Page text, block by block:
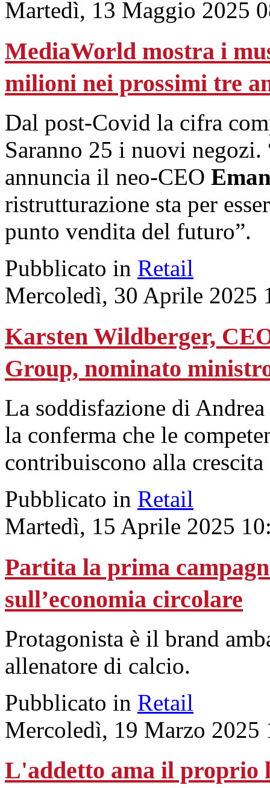
Martedì, 13 Maggio 2025
MediaWorld mostra i
milioni nei prossimi tre
Dal post-Covid la cifra
Saranno 25 i nuovi
annuncia il neo-CEO
ristrutturazione sta per
punto vendita del futuro”.
Pubblicato in Retail
Mercoledì, 30 Aprile 2025
Karsten Wildberger,
Group, nominato
La soddisfazione di
la conferma che le
contribuiscono alla
Pubblicato in Retail
Martedì, 15 Aprile 2025
Partita la prima
sull’economia circolare
Protagonista è il brand
allenatore di calcio.
Pubblicato in Retail
Mercoledì, 19 Marzo 2025
L'addetto ama il proprio